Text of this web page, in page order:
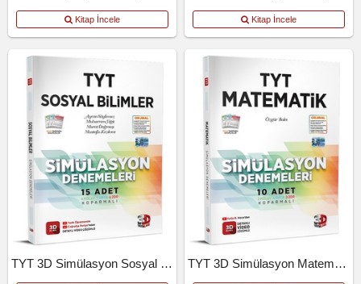
Kitap İncele Kitap İncele
TYT 3D Simülasyon Sosyal Bilimler Denemeleri TYT 3D Simülasyon Matematik Denemeleri